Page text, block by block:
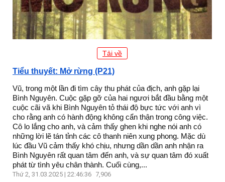
Tải về
Tiểu thuyết: Mở rừng (P21)
Vũ, trong một lần đi tìm cây thu phát của địch, anh gặp lại
Bình Nguyên. Cuộc gặp gỡ của hai ngươi bắt đầu bằng một
cuộc cãi vã khi Bình Nguyên tỏ thái độ bực tức với anh vì
cho rằng anh có hành động không cẩn thận trong công việc.
Cô lo lắng cho anh, và cảm thấy ghen khi nghe nói anh có
những lời lẽ tán tỉnh các cô thanh niên xung phong. Mặc dù
lúc đầu Vũ cảm thấy khó chịu, nhưng dần dần anh nhận ra
Bình Nguyên rất quan tâm đến anh, và sự quan tâm đó xuất
phát từ tình yêu chân thành. Cuối cùng,...
Thứ 2, 31.03.2025 | 22:46:36 7,906